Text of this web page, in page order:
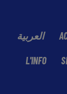
العربية
L'INFO